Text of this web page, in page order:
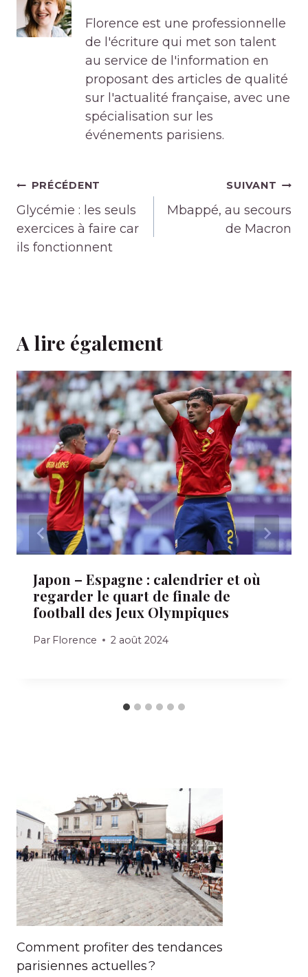
Florence est une professionnelle
de l'écriture qui met son talent
au service de l'information en
proposant des articles de qualité
sur l'actualité française, avec une
spécialisation sur les
événements parisiens.
Navigation
de
l’article
PRÉCÉDENT
Glycémie : les seuls
exercices à faire car
ils fonctionnent
SUIVANT
Mbappé, au secours
de Macron
A lire également
Japon – Espagne : calendrier et où
regarder le quart de finale de
football des Jeux Olympiques
Par Florence 2 août 2024
Comment profiter des tendances
parisiennes actuelles ?